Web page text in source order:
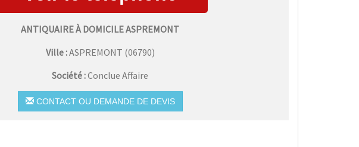
ANTIQUAIRE À DOMICILE ASPREMONT
Ville :ASPREMONT (06790)
Société :Conclue Affaire
CONTACT OU DEMANDE DE DEVIS